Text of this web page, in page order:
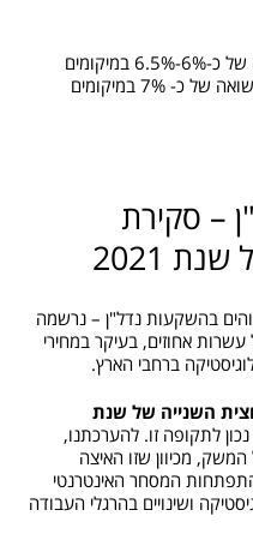
מחירי נכסים מסחריים משקפים תשואה של כ-6%-6.5% במיקומים
עירוניים מרכזיים ובמרכזים שכונתיים ותשואה של כ- 7% במיקומים
– סקירת
2021
בהשקעות נדל"ן – נרשמה
אחוזים, בעיקר במחירי
ברחבי הארץ.
השנייה של שנת
לתקופה זו. להערכתנו,
מכיוון שזו האיצה
המסחר האינטרנטי
ושינויים בהרגלי העבודה